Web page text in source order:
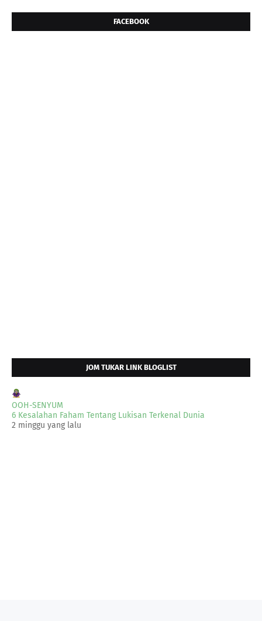
FACEBOOK
JOM TUKAR LINK BLOGLIST
OOH-SENYUM
6 Kesalahan Faham Tentang Lukisan Terkenal Dunia
2 minggu yang lalu